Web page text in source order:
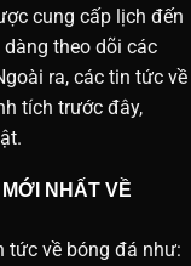
cung cấp lịch đến
theo dõi các
ra, các tin tức về
tích trước đây,
NHẤT VỀ
tức về bóng đá như: